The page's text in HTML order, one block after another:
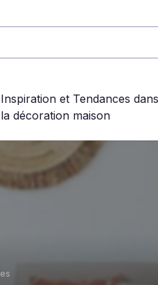
Inspiration et Tendances dans
la décoration maison